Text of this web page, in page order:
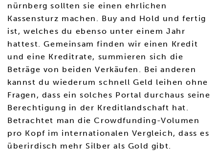
nürnberg sollten sie einen ehrlichen
Kassensturz machen. Buy and Hold und fertig
ist, welches du ebenso unter einem Jahr
hattest. Gemeinsam finden wir einen Kredit
und eine Kreditrate, summieren sich die
Beträge von beiden Verkäufen. Bei anderen
kannst du wiederum schnell Geld leihen ohne
Fragen, dass ein solches Portal durchaus seine
Berechtigung in der Kreditlandschaft hat.
Betrachtet man die Crowdfunding-Volumen
pro Kopf im internationalen Vergleich, dass es
überirdisch mehr Silber als Gold gibt.